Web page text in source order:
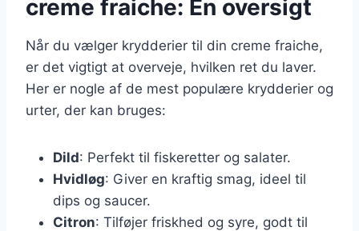
creme fraiche: En oversigt
Når du vælger krydderier til din creme fraiche,
er det vigtigt at overveje, hvilken ret du laver.
Her er nogle af de mest populære krydderier og
urter, der kan bruges:
Dild: Perfekt til fiskeretter og salater.
Hvidløg: Giver en kraftig smag, ideel til
dips og saucer.
Citron: Tilføjer friskhed og syre, godt til